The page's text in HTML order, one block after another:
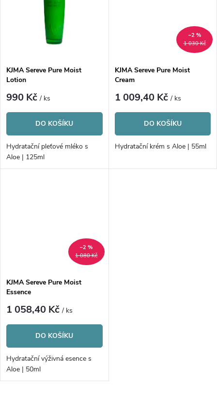
KJMA Sereve Pure Moist
Lotion
990 Kč/ ks
DO KOŠÍKU
Hydratační pleťové mléko s
Aloe | 125ml
1 030 Kč
–2 %
KJMA Sereve Pure Moist
Cream
1 009,40 Kč/ ks
DO KOŠÍKU
Hydratační krém s Aloe | 55ml
1 080 Kč
–2 %
KJMA Sereve Pure Moist
Essence
1 058,40 Kč/ ks
DO KOŠÍKU
Hydratační výživná esence s
Aloe | 50ml